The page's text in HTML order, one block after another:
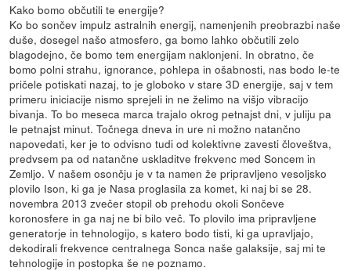
Kako bomo občutili te energije?
Ko bo sončev impulz astralnih energij, namenjenih preobrazbi naše
duše, dosegel našo atmosfero, ga bomo lahko občutili zelo
blagodejno, če bomo tem energijam naklonjeni. In obratno, če
bomo polni strahu, ignorance, pohlepa in ošabnosti, nas bodo le-te
pričele potiskati nazaj, to je globoko v stare 3D energije, saj v tem
primeru iniciacije nismo sprejeli in ne želimo na višjo vibracijo
bivanja. To bo meseca marca trajalo okrog petnajst dni, v juliju pa
le petnajst minut. Točnega dneva in ure ni možno natančno
napovedati, ker je to odvisno tudi od kolektivne zavesti človeštva,
predvsem pa od natančne uskladitve frekvenc med Soncem in
Zemljo. V našem osončju je v ta namen že pripravljeno vesoljsko
plovilo Ison, ki ga je Nasa proglasila za komet, ki naj bi se 28.
novembra 2013 zvečer stopil ob prehodu okoli Sončeve
koronosfere in ga naj ne bi bilo več. To plovilo ima pripravljene
generatorje in tehnologijo, s katero bodo tisti, ki ga upravljajo,
dekodirali frekvence centralnega Sonca naše galaksije, saj mi te
tehnologije in postopka še ne poznamo.